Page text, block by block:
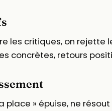
les critiques, on rejette
concrètes, retours
place » épuise, ne